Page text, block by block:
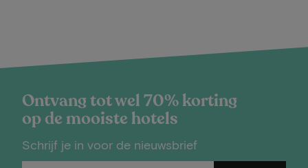
Ontvang tot wel 70% korting
op de mooiste hotels
Schrijf je in voor de nieuwsbrief